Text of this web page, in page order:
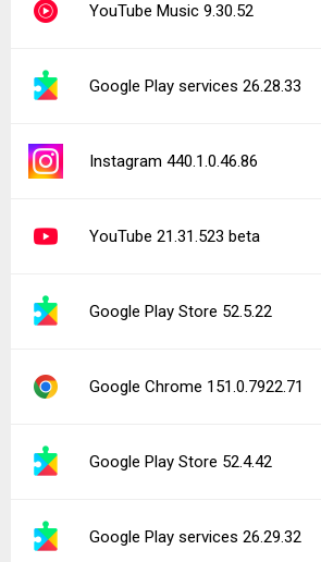
YouTube Music 9.30.52
Google Play services 26.28.33
Instagram 440.1.0.46.86
YouTube 21.31.523 beta
Google Play Store 52.5.22
Google Chrome 151.0.7922.71
Google Play Store 52.4.42
Google Play services 26.29.32